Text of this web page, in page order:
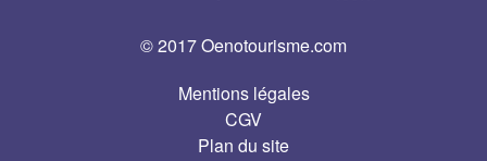
© 2017 Oenotourisme.com
Mentions légales
CGV
Plan du site